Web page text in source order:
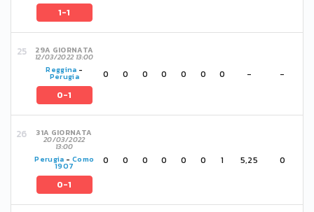
1-1
29A GIORNATA
12/03/2022 13:00
Reggina -
Perugia
0-1
0 0 0 0 0 0 0 - -
31A GIORNATA
20/03/2022
13:00
Perugia - Como
1907
0-1
0 0 0 0 0 0 1 5,25 0